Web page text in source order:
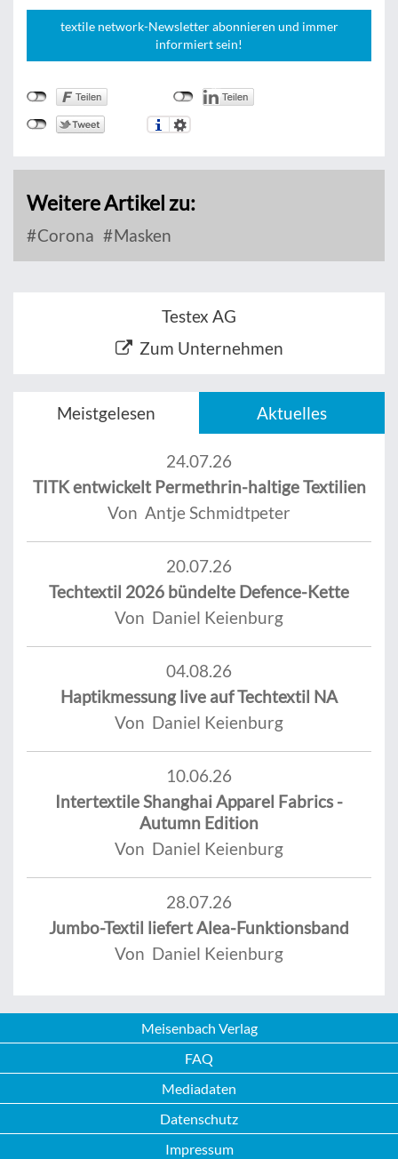
textile network-Newsletter abonnieren und immer
informiert sein!
Weitere Artikel zu:
Corona Masken
Testex AG
Zum Unternehmen
Meistgelesen Aktuelles
24.07.26
TITK entwickelt Permethrin-haltige Textilien
Von Antje Schmidtpeter
20.07.26
Techtextil 2026 bündelte Defence-Kette
Von Daniel Keienburg
04.08.26
Haptikmessung live auf Techtextil NA
Von Daniel Keienburg
10.06.26
Intertextile Shanghai Apparel Fabrics -
Autumn Edition
Von Daniel Keienburg
28.07.26
Jumbo-Textil liefert Alea-Funktionsband
Von Daniel Keienburg
Meisenbach Verlag
FAQ
Mediadaten
Datenschutz
Impressum